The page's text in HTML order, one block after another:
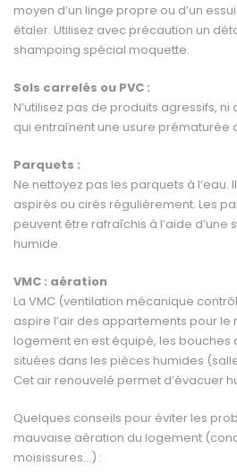
moyen d’un linge propre ou d’un
étaler. Utilisez avec précaution un
shampoing spécial moquette.
Sols carrelés ou PVC :
N’utilisez pas de produits agressifs,
qui entraînent une usure prématurée
Parquets :
Ne nettoyez pas les parquets à l’eau.
aspirés ou cirés régulièrement. Les
peuvent être rafraîchis à l’aide
humide.
VMC : aération
La VMC (ventilation mécanique
aspire l’air des appartements pour le
logement en est équipé, les bouches
si­tuées dans les pièces humides
Cet air renouvelé permet d’évacuer
Quelques conseils pour éviter les
mauvaise aération du logement
moisissures…) :